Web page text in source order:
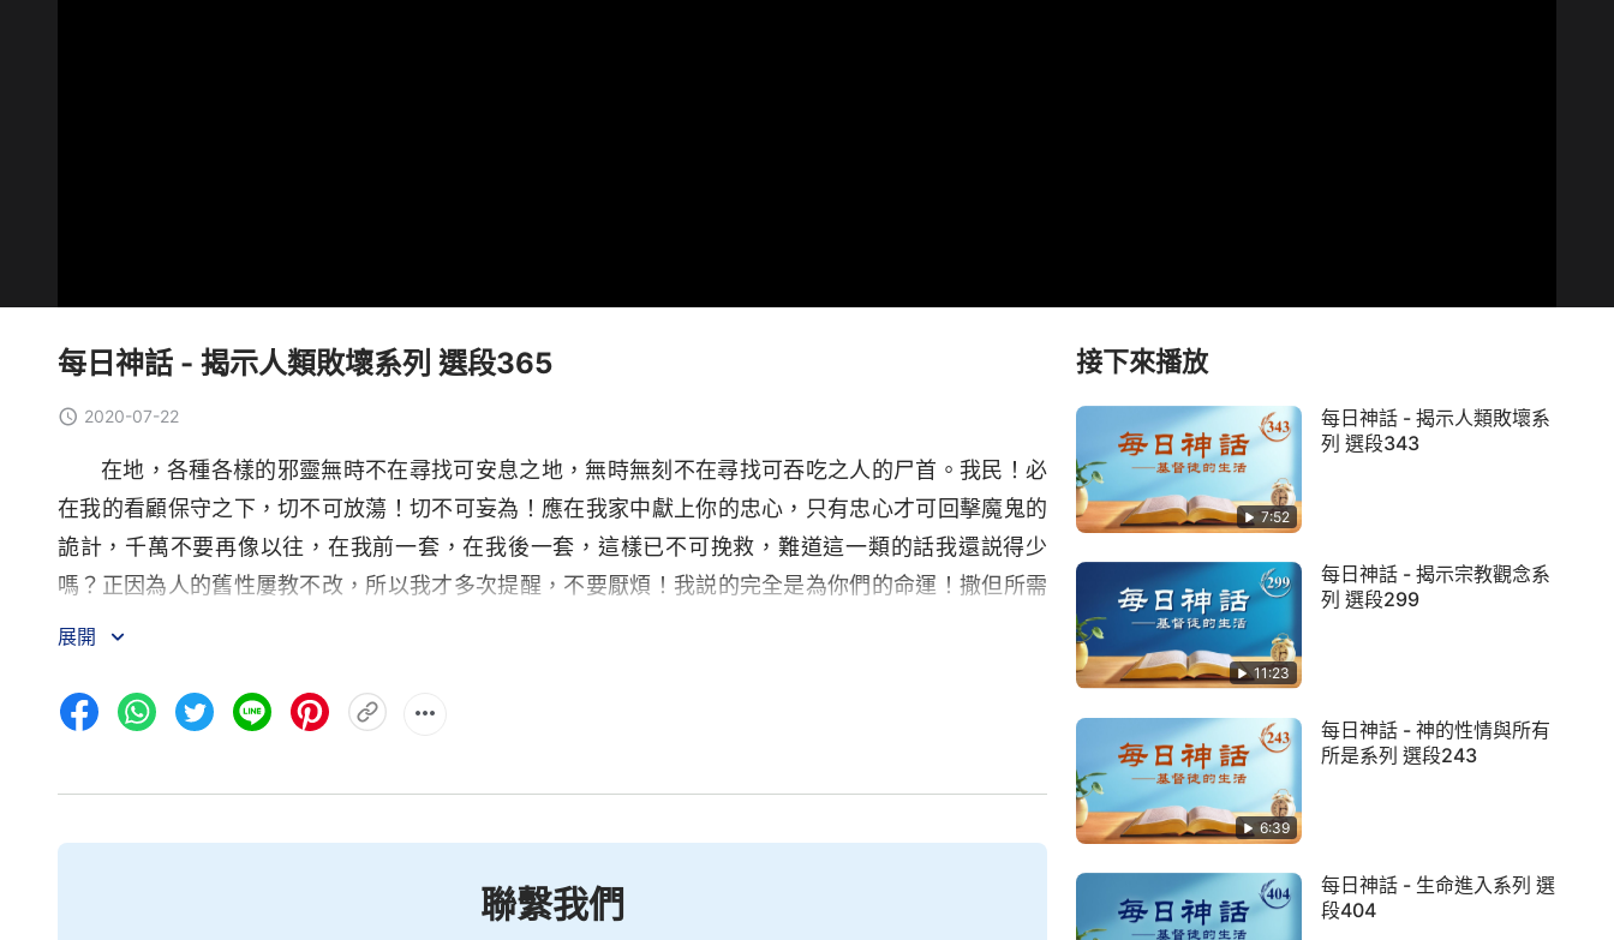
每日神話 - 揭示人類敗壞系列 選段365
2020-07-22
在地，各種各樣的邪靈無時不在尋找可安息之地，無時無刻不在尋找可吞吃之人的尸首。我民！必
在我的看顧保守之下，切不可放蕩！切不可妄為！應在我家中獻上你的忠心，只有忠心才可回擊魔鬼的
詭計，千萬不要再像以往，在我前一套，在我後一套，這樣已不可挽救，難道這一類的話我還説得少
嗎？正因為人的舊性屢教不改，所以我才多次提醒，不要厭煩！我説的完全是為你們的命運！撒但所需
之地正是骯髒污穢之地，越是不可救藥，越是放蕩不受約束，各種污鬼越是乘機而入，若到這種地步，
「詭計」來打岔我的工作，從而被我隨時隨地擊殺。人都不曉得這事的嚴重性，只是當耳旁風聽聽，絲
毫不謹慎。以往所做我不記念，難道你仍等着再一次的「不記念」來寬容你嗎？雖然人抵抗我，但我并
所有的在天之秘，又能怎麽樣呢？難道這樣就加添了你對我的愛了嗎？這就激起你對我的愛了嗎？我并
不低估人，也不輕易給人下結論，若不是人的實情，我絶對不隨便扣在人的頭上作冠冕的。你們回想以
展開
聯繫我們
接下來播放
7:52
每日神話 - 揭示人類敗壞系
列 選段343
11:23
每日神話 - 揭示宗教觀念系
列 選段299
6:39
每日神話 - 神的性情與所有
所是系列 選段243
每日神話 - 生命進入系列 選
段404